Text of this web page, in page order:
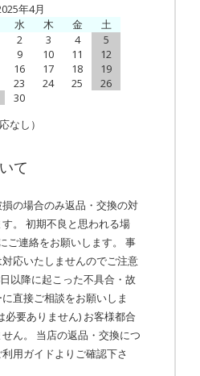
年4月
水 木 金
土
2 3 4
5
9 10 11
12
16 17 18
19
23 24 25
26
30
なし）
て
の場合のみ返品・交換の対
。 初期不良と思われる場
ご連絡をお願いします。 事
応いたしませんのでご注意
以降に起こった不具合・故
直接ご相談をお願いしま
必要ありません) お客様都合
ん。 当店の返品・交換につ
用ガイドよりご確認下さ